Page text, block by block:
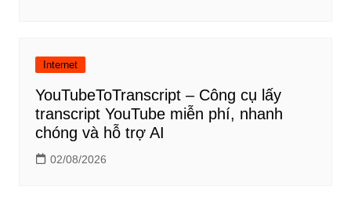
Internet
YouTubeToTranscript – Công cụ lấy
transcript YouTube miễn phí, nhanh
chóng và hỗ trợ AI
02/08/2026